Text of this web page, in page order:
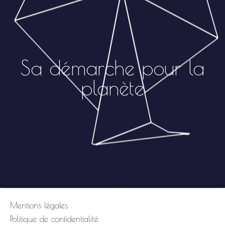
Sa démarche pour la
planète
Mentions légales
Politique de confidentialité